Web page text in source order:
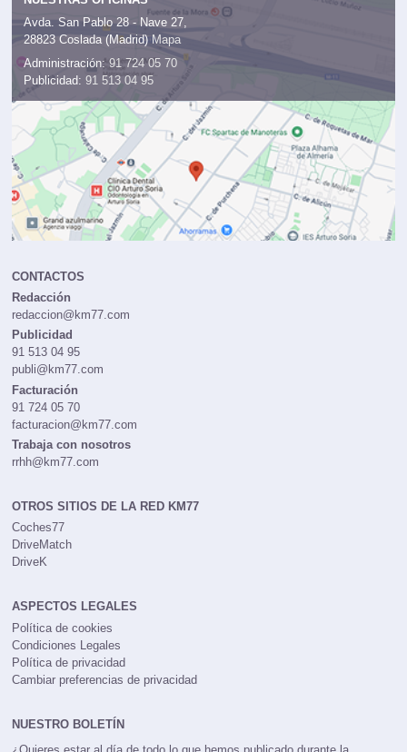
Avda. San Pablo 28 - Nave 27,
28823 Coslada (Madrid) Mapa
Administración: 91 724 05 70
Publicidad: 91 513 04 95
CONTACTOS
Redacción
redaccion@km77.com
Publicidad
91 513 04 95
publi@km77.com
Facturación
91 724 05 70
facturacion@km77.com
Trabaja con nosotros
rrhh@km77.com
OTROS SITIOS DE LA RED KM77
Coches77
DriveMatch
DriveK
ASPECTOS LEGALES
Política de cookies
Condiciones Legales
Política de privacidad
Cambiar preferencias de privacidad
NUESTRO BOLETÍN